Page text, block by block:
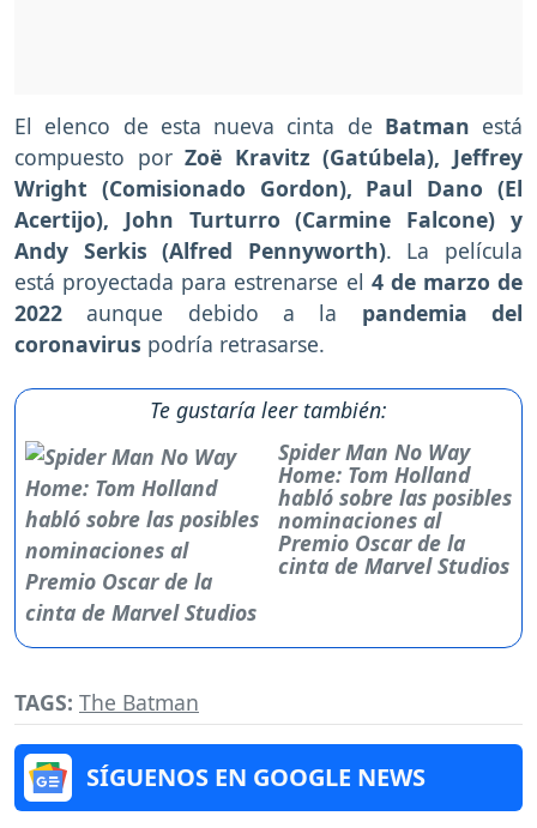
El elenco de esta nueva cinta de Batman está
compuesto porZoë Kravitz (Gatúbela), Jeffrey
Wright (Comisionado Gordon), Paul Dano (El
Acertijo), John Turturro (Carmine Falcone) y
Andy Serkis (Alfred Pennyworth). La película
está proyectada para estrenarse el 4 de marzo de
2022 aunque debido a la pandemia del
coronavirus podría retrasarse.
Te gustaría leer también:
Spider Man No Way
Home: Tom Holland
habló sobre las posibles
nominaciones al
Premio Oscar de la
cinta de Marvel Studios
TAGS: The Batman
SÍGUENOS EN GOOGLE NEWS